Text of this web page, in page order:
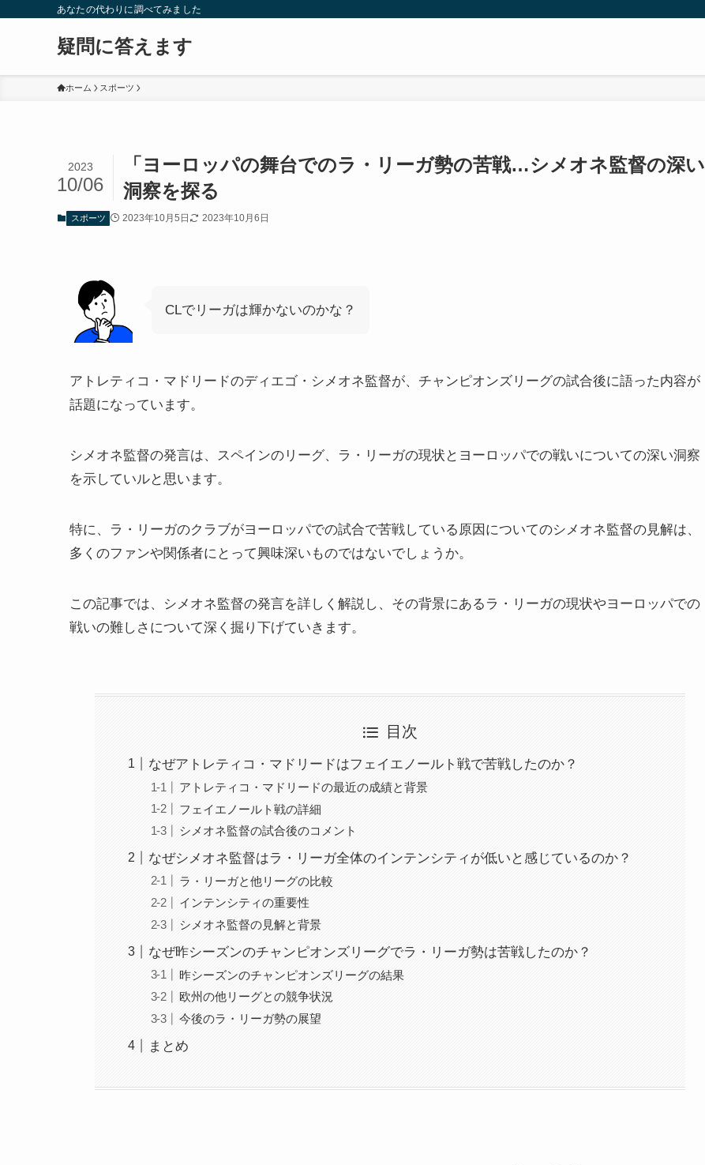
あなたの代わりに調べてみました
疑問に答えます
ホーム スポーツ
「ヨーロッパの舞台でのラ・リーガ勢の苦戦…シメオネ監督の深い
洞察を探る
2023
10/06
スポーツ 2023年10月5日 2023年10月6日
CLでリーガは輝かないのかな？
アトレティコ・マドリードのディエゴ・シメオネ監督が、チャンピオンズリーグの試合後に語った内容が
話題になっています。
シメオネ監督の発言は、スペインのリーグ、ラ・リーガの現状とヨーロッパでの戦いについての深い洞察
を示していルと思います。
特に、ラ・リーガのクラブがヨーロッパでの試合で苦戦している原因についてのシメオネ監督の見解は、
多くのファンや関係者にとって興味深いものではないでしょうか。
この記事では、シメオネ監督の発言を詳しく解説し、その背景にあるラ・リーガの現状やヨーロッパでの
戦いの難しさについて深く掘り下げていきます。
目次
なぜアトレティコ・マドリードはフェイエノールト戦で苦戦したのか？
アトレティコ・マドリードの最近の成績と背景
フェイエノールト戦の詳細
シメオネ監督の試合後のコメント
なぜシメオネ監督はラ・リーガ全体のインテンシティが低いと感じているのか？
ラ・リーガと他リーグの比較
インテンシティの重要性
シメオネ監督の見解と背景
なぜ昨シーズンのチャンピオンズリーグでラ・リーガ勢は苦戦したのか？
昨シーズンのチャンピオンズリーグの結果
欧州の他リーグとの競争状況
今後のラ・リーガ勢の展望
まとめ